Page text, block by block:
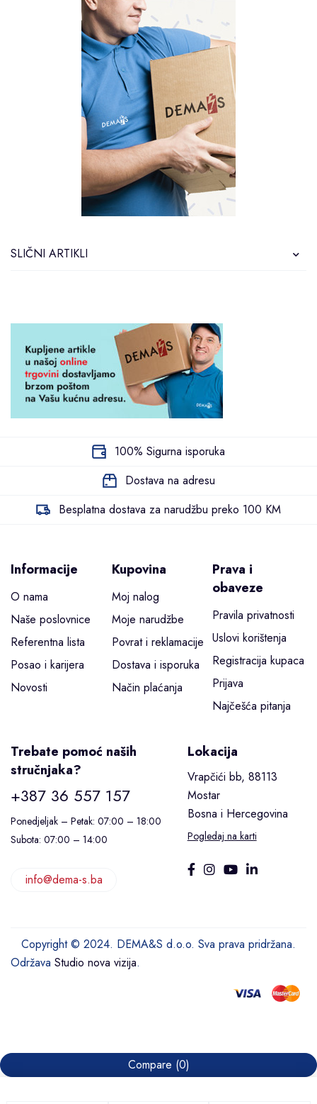
SLIČNI ARTIKLI
100% Sigurna isporuka
Dostava na adresu
Besplatna dostava za narudžbu preko 100 KM
Informacije
O nama
Naše poslovnice
Referentna lista
Posao i karijera
Novosti
Kupovina
Moj nalog
Moje narudžbe
Povrat i reklamacije
Dostava i isporuka
Način plaćanja
Prava i
obaveze
Pravila privatnosti
Uslovi korištenja
Registracija kupaca
Prijava
Najčešća pitanja
Trebate pomoć naših
stručnjaka?
+387 36 557 157
Ponedjeljak – Petak: 07:00 – 18:00
Subota: 07:00 – 14:00
info@dema-s.ba
Lokacija
Vrapčići bb, 88113
Mostar
Bosna i Hercegovina
Pogledaj na karti
Copyright © 2024. DEMA&S d.o.o. Sva prava pridržana.
Održava Studio nova vizija.
Compare (0)